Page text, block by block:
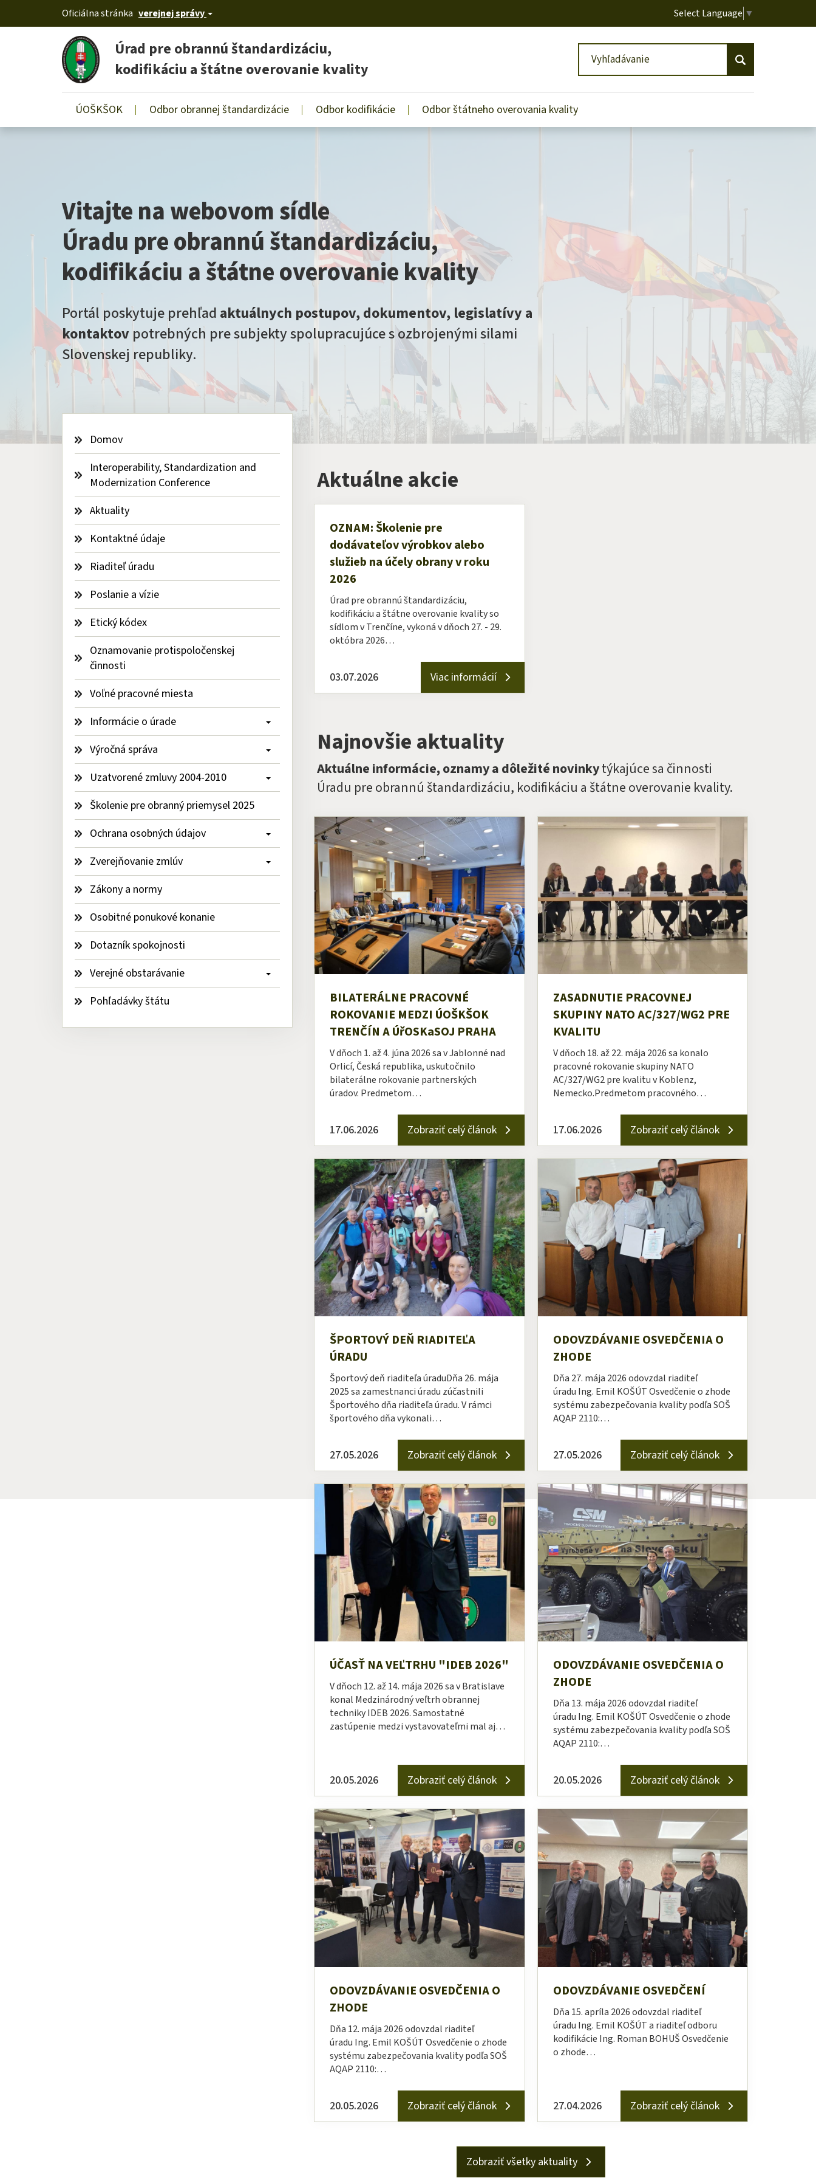
Skočiť
Oficiálna stránka verejnej správy Select Language ▼
Úrad pre obrannú štandardizáciu,
kodifikáciu a štátne overovanie kvality
Vyhľadávanie
Vyhľadávanie
Používateľské
menu
ÚOŠKŠOK Odbor obrannej štandardizácie Odbor kodifikácie Odbor štátneho overovania kvality
Vitajte na webovom sídle
Úradu pre obrannú štandardizáciu,
kodifikáciu a štátne overovanie kvality
Portál poskytuje prehľad aktuálnych postupov, dokumentov, legislatívy a
kontaktov potrebných pre subjekty spolupracujúce s ozbrojenými silami
Slovenskej republiky.
Domov
Interoperability, Standardization and
Modernization Conference
Aktuality
Kontaktné údaje
Riaditeľ úradu
Poslanie a vízie
Etický kódex
Oznamovanie protispoločenskej
činnosti
Voľné pracovné miesta
Informácie o úrade
Výročná správa
Uzatvorené zmluvy 2004-2010
Školenie pre obranný priemysel 2025
Ochrana osobných údajov
Zverejňovanie zmlúv
Zákony a normy
Osobitné ponukové konanie
Dotazník spokojnosti
Verejné obstarávanie
Pohľadávky štátu
Aktuálne akcie
OZNAM: Školenie pre
dodávateľov výrobkov alebo
služieb na účely obrany v roku
2026
Úrad pre obrannú štandardizáciu,
kodifikáciu a štátne overovanie kvality so
sídlom v Trenčíne, vykoná v dňoch 27. - 29.
októbra 2026…
03.07.2026 Viac informácií
Najnovšie aktuality
Aktuálne informácie, oznamy a dôležité novinkytýkajúce sa činnosti
Úradu pre obrannú štandardizáciu, kodifikáciu a štátne overovanie kvality.
BILATERÁLNE PRACOVNÉ
ROKOVANIE MEDZI ÚOŠKŠOK
TRENČÍN A ÚřOSKaSOJ PRAHA
V dňoch 1. až 4. júna 2026 sa v Jablonné nad
Orlicí, Česká republika, uskutočnilo
bilaterálne rokovanie partnerských
úradov. Predmetom…
17.06.2026 Zobraziť celý článok
ZASADNUTIE PRACOVNEJ
SKUPINY NATO AC/327/WG2 PRE
KVALITU
V dňoch 18. až 22. mája 2026 sa konalo
pracovné rokovanie skupiny NATO
AC/327/WG2 pre kvalitu v Koblenz,
Nemecko.Predmetom pracovného…
17.06.2026 Zobraziť celý článok
ŠPORTOVÝ DEŇ RIADITEĽA
ÚRADU
Športový deň riaditeľa úraduDňa 26. mája
2025 sa zamestnanci úradu zúčastnili
Športového dňa riaditeľa úradu. V rámci
športového dňa vykonali…
27.05.2026 Zobraziť celý článok
ODOVZDÁVANIE OSVEDČENIA O
ZHODE
Dňa 27. mája 2026 odovzdal riaditeľ
úradu Ing. Emil KOŠÚT Osvedčenie o zhode
systému zabezpečovania kvality podľa SOŠ
AQAP 2110:…
27.05.2026 Zobraziť celý článok
ÚČASŤ NA VEĽTRHU "IDEB 2026"
V dňoch 12. až 14. mája 2026 sa v Bratislave
konal Medzinárodný veľtrh obrannej
techniky IDEB 2026. Samostatné
zastúpenie medzi vystavovateľmi mal aj…
20.05.2026 Zobraziť celý článok
ODOVZDÁVANIE OSVEDČENIA O
ZHODE
Dňa 13. mája 2026 odovzdal riaditeľ
úradu Ing. Emil KOŠÚT Osvedčenie o zhode
systému zabezpečovania kvality podľa SOŠ
AQAP 2110:…
20.05.2026 Zobraziť celý článok
ODOVZDÁVANIE OSVEDČENIA O
ZHODE
Dňa 12. mája 2026 odovzdal riaditeľ
úradu Ing. Emil KOŠÚT Osvedčenie o zhode
systému zabezpečovania kvality podľa SOŠ
AQAP 2110:…
20.05.2026 Zobraziť celý článok
ODOVZDÁVANIE OSVEDČENÍ
Dňa 15. apríla 2026 odovzdal riaditeľ
úradu Ing. Emil KOŠÚT a riaditeľ odboru
kodifikácie Ing. Roman BOHUŠ Osvedčenie
o zhode…
27.04.2026 Zobraziť celý článok
Zobraziť všetky aktuality